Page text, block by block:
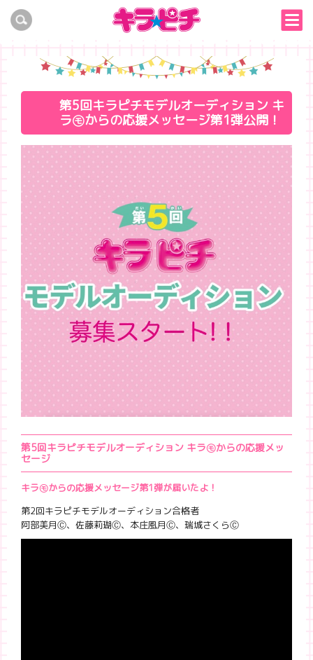
第5回キラピチモデルオーディション キ
ラ㋲からの応援メッセージ第1弾公開！
第5回キラピチモデルオーディション キラ㋲からの応援メッ
セージ
キラ㋲からの応援メッセージ第1弾が届いたよ！
第2回キラピチモデルオーディション合格者
阿部美月Ⓒ、佐藤莉瑚Ⓒ、本庄風月Ⓒ、瑞城さくらⒸ